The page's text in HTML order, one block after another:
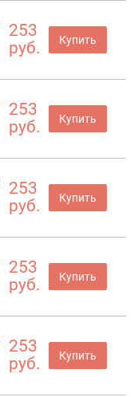
253
руб.
Купить
253
руб.
Купить
253
руб.
Купить
253
руб.
Купить
253
руб.
Купить